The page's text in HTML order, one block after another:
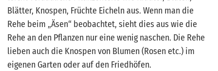
Blätter, Knospen, Früchte Eicheln aus. Wenn man die
Rehe beim „Äsen“ beobachtet, sieht dies aus wie die
Rehe an den Pflanzen nur eine wenig naschen. Die Rehe
lieben auch die Knospen von Blumen (Rosen etc.) im
eigenen Garten oder auf den Friedhöfen.